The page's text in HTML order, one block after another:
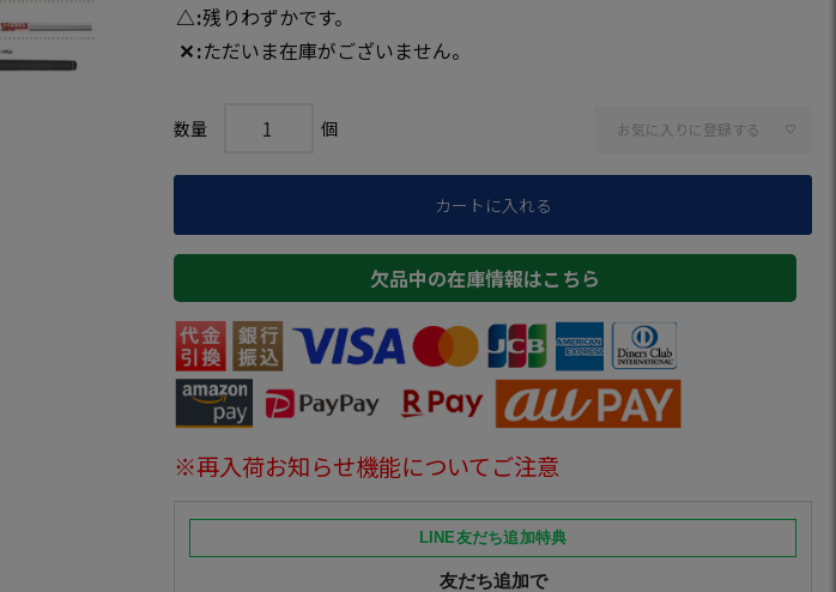
△ 残りわずかです。
✕ ただいま在庫がございません。
お気に入りに登録する
カートに入れる
欠品中の在庫情報はこちら
※再入荷お知らせ機能についてご注意
LINE友だち追加特典
友だち追加で